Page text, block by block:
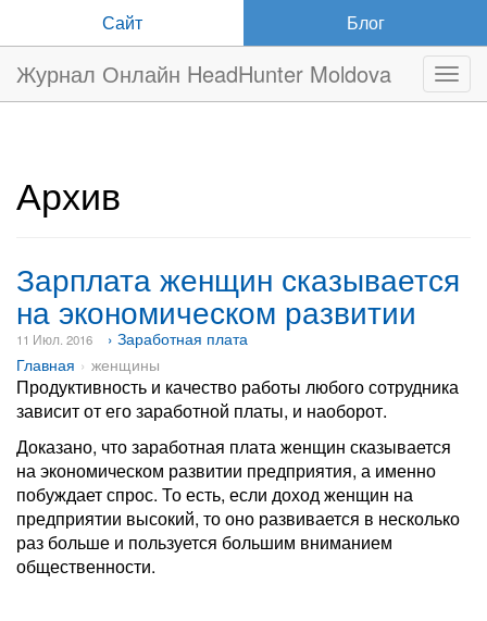
Сайт Блог
Журнал Онлайн HeadHunter Moldova
Архив
Зарплата женщин сказывается
на экономическом развитии
11 Июл. 2016
› Заработная плата
Главная
женщины
Продуктивность и качество работы любого сотрудника
зависит от его заработной платы, и наоборот.
Доказано, что заработная плата женщин сказывается
на экономическом развитии предприятия, а именно
побуждает спрос. То есть, если доход женщин на
предприятии высокий, то оно развивается в несколько
раз больше и пользуется большим вниманием
общественности.